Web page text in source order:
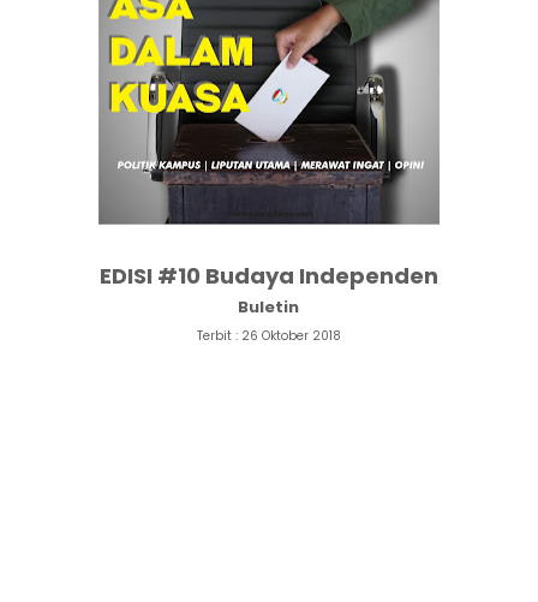
EDISI #10 Budaya Independen
Buletin
Terbit : 26 Oktober 2018